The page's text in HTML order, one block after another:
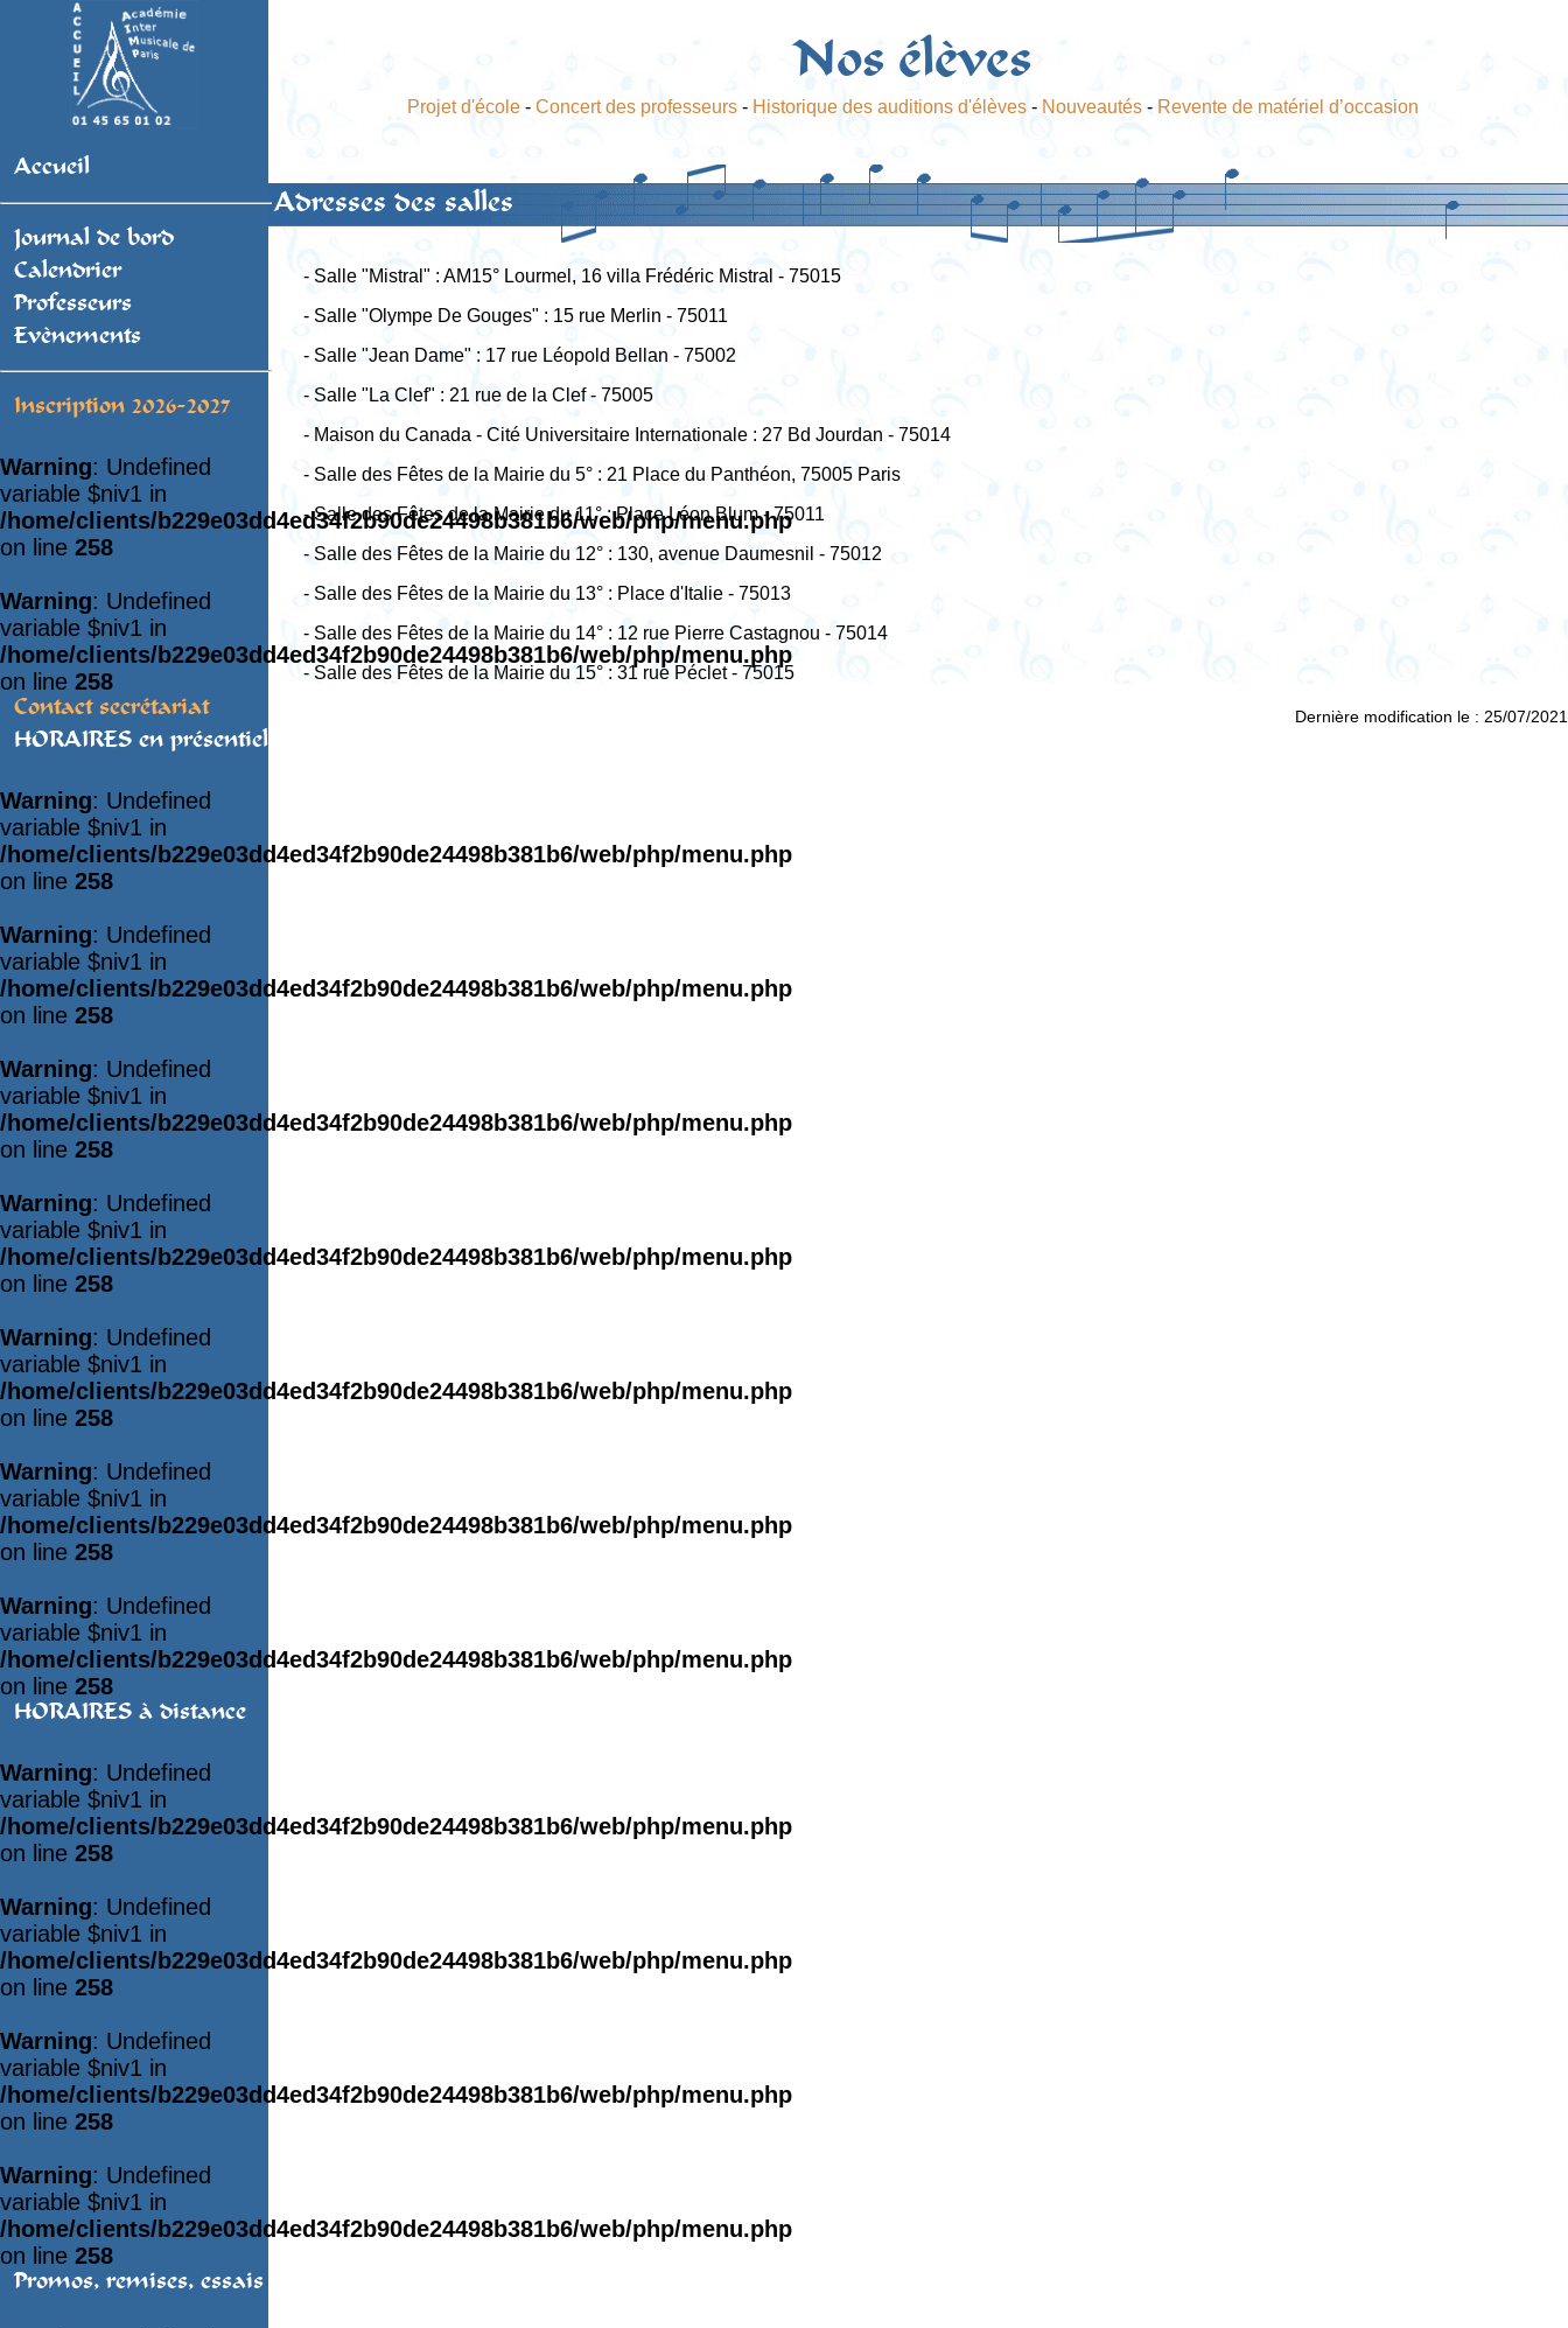
Accueil
Journal de bord
Calendrier
Professeurs
Evènements
Inscription 2026-2027
Warning: Undefined
variable $niv1 in
/home/clients/b229e03dd4ed34f2b90de24498b381b6/web/php/menu.php
on line 258
Warning: Undefined
variable $niv1 in
/home/clients/b229e03dd4ed34f2b90de24498b381b6/web/php/menu.php
on line 258
Contact secrétariat
HORAIRES en présentiel
Warning: Undefined
variable $niv1 in
/home/clients/b229e03dd4ed34f2b90de24498b381b6/web/php/menu.php
on line 258
Warning: Undefined
variable $niv1 in
/home/clients/b229e03dd4ed34f2b90de24498b381b6/web/php/menu.php
on line 258
Warning: Undefined
variable $niv1 in
/home/clients/b229e03dd4ed34f2b90de24498b381b6/web/php/menu.php
on line 258
Warning: Undefined
variable $niv1 in
/home/clients/b229e03dd4ed34f2b90de24498b381b6/web/php/menu.php
on line 258
Warning: Undefined
variable $niv1 in
/home/clients/b229e03dd4ed34f2b90de24498b381b6/web/php/menu.php
on line 258
Warning: Undefined
variable $niv1 in
/home/clients/b229e03dd4ed34f2b90de24498b381b6/web/php/menu.php
on line 258
Warning: Undefined
variable $niv1 in
/home/clients/b229e03dd4ed34f2b90de24498b381b6/web/php/menu.php
on line 258
HORAIRES à distance
Warning: Undefined
variable $niv1 in
/home/clients/b229e03dd4ed34f2b90de24498b381b6/web/php/menu.php
on line 258
Warning: Undefined
variable $niv1 in
/home/clients/b229e03dd4ed34f2b90de24498b381b6/web/php/menu.php
on line 258
Warning: Undefined
variable $niv1 in
/home/clients/b229e03dd4ed34f2b90de24498b381b6/web/php/menu.php
on line 258
Warning: Undefined
variable $niv1 in
/home/clients/b229e03dd4ed34f2b90de24498b381b6/web/php/menu.php
on line 258
Promos, remises, essais
Nos élèves
Projet d'école- Concert des professeurs- Historique des auditions d'élèves- Nouveautés- Revente de matériel d’occasion
Adresses des salles
- Salle "Mistral" : AM15° Lourmel, 16 villa Frédéric Mistral - 75015
- Salle "Olympe De Gouges" : 15 rue Merlin - 75011
- Salle "Jean Dame" : 17 rue Léopold Bellan - 75002
- Salle "La Clef" : 21 rue de la Clef - 75005
- Maison du Canada - Cité Universitaire Internationale : 27 Bd Jourdan - 75014
- Salle des Fêtes de la Mairie du 5° : 21 Place du Panthéon, 75005 Paris
- Salle des Fêtes de la Mairie du 11° : Place Léon Blum - 75011
- Salle des Fêtes de la Mairie du 12° : 130, avenue Daumesnil - 75012
- Salle des Fêtes de la Mairie du 13° : Place d'Italie - 75013
- Salle des Fêtes de la Mairie du 14° : 12 rue Pierre Castagnou - 75014
- Salle des Fêtes de la Mairie du 15° : 31 rue Péclet - 75015
Dernière modification le : 25/07/2021